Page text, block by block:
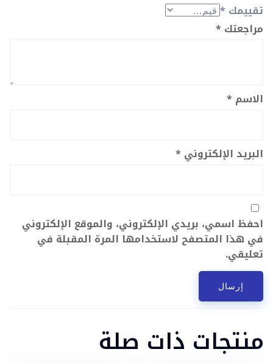
تقييمك *
مراجعتك *
الاسم *
البريد الإلكتروني *
احفظ اسمي، بريدي الإلكتروني، والموقع الإلكتروني
في هذا المتصفح لاستخدامها المرة المقبلة في
تعليقي.
منتجات ذات صلة